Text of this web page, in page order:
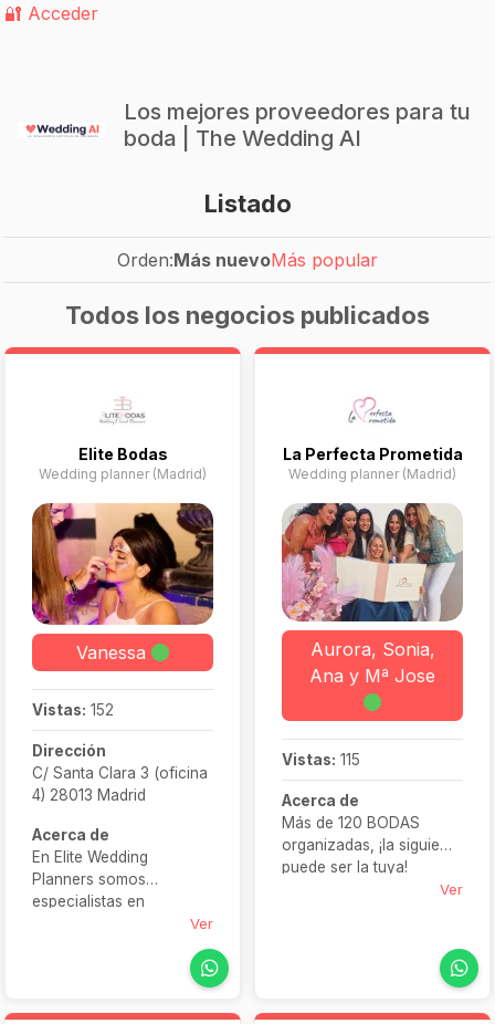
🔐 Acceder
Los mejores proveedores para tu
boda | The Wedding AI
Listado
Orden:Más nuevoMás popular
Todos los negocios publicados
Elite Bodas
Wedding planner (Madrid)
Vanessa
Vistas: 152
Dirección
C/ Santa Clara 3 (oficina
4) 28013 Madrid
Acerca de
En Elite Wedding
Planners somos
especialistas en
servicios de
Ver
La Perfecta Prometida
Wedding planner (Madrid)
Aurora, Sonia,
Ana y Mª Jose
Vistas: 115
Acerca de
Más de 120 BODAS
organizadas, ¡la siguiente
puede ser la tuya!
Ver